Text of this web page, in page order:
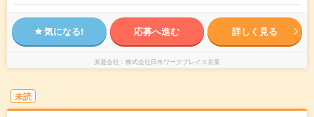
気になる! 応募へ進む 詳しく見る
派遣会社 株式会社日本ワークプレイス京葉
未読